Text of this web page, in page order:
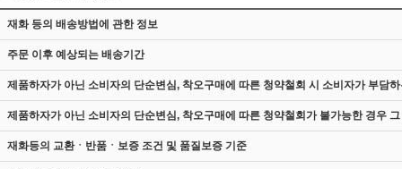
재화 등의 배송방법에 관한 정보
주문 이후 예상되는 배송기간
제품하자가 아닌 소비자의 단순변심, 착오구매에 따른 청약철회 시 소비자가 부담
제품하자가 아닌 소비자의 단순변심, 착오구매에 따른 청약철회가 불가능한 경우
재화등의 교환ㆍ반품ㆍ보증 조건 및 품질보증 기준